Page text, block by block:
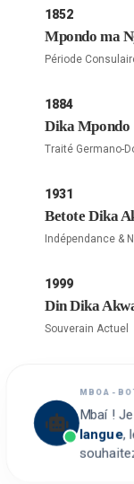
1852
Mpondo ma
Période
1884
Dika Mpondo
Traité Germano-
1931
Betote Dika
Indépendance &
1999
Din Dika
Souverain Actuel
MBOA-
Mbaí !
langue,